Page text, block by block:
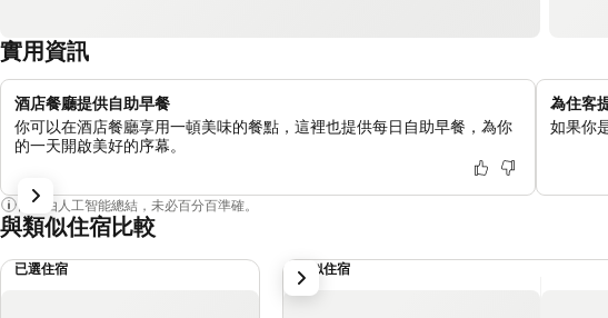
實用資訊
酒店餐廳提供自助早餐
你可以在酒店餐廳享用一頓美味的餐點，這裡也提供每日自助早餐，為你
的一天開啟美好的序幕。
為住客
如果你
內容由人工智能總結，未必百分百準確。
與類似住宿比較
已選住宿 類似住宿
下一步